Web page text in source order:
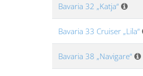
Bavaria 32 „Katja“
Bavaria 33 Cruiser „Lila“
Bavaria 38 „Navigare“